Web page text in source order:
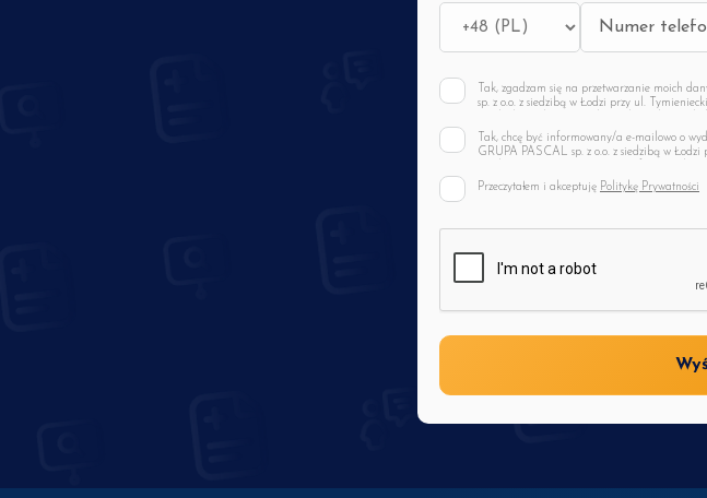
Tak, zgadzam się na przetwarzanie moich
sp. z o.o. z siedzibą w Łodzi przy ul.
w celach marketingowych, zgodnie z
o tym, że podanie ww. danych jest
poprawiania, a także wycofania udzielonej
wynikających z art. 13 RODO, dostępnych w
Tak, chcę być informowany/a e-mailowo o
GRUPA PASCAL sp. z o.o. z siedzibą w
zgadzam się na otrzymywanie informacji
podany adres e-mail. Zostałem
momencie, a także o pozostałych kwestiach
Przeczytałem i akceptuję Politykę Prywatności